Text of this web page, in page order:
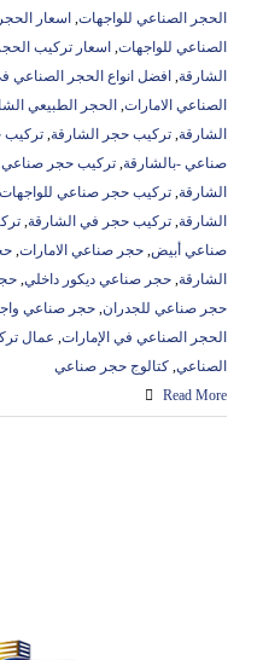
الحجر الصناعي للواجهات, اسعار
الصناعي للواجهات, اسعار تركيب
الشارقة, افضل انواع الحجر الصناعي
الصناعي الامارات, الحجر الطبيعي
الشارقة, ‏تركيب حجر الشارقة, تركيب
صناعي -بالشارقة, تركيب حجر صناعي
الشارقة, تركيب حجر صناعي للواجهات
الشارقة, تركيب حجر في الشارقة,
صناعي أبيض, حجر صناعي الامارات,
الشارقة, حجر صناعي ديكور داخلي,
حجر صناعي للجدران, حجر صناعي
الحجر الصناعي في الإمارات, عمال
الصناعي, كتالوج حجر صناعي
Read More